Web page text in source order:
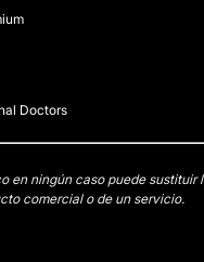
Doctors
en ningún caso puede
comercial o de un servicio.